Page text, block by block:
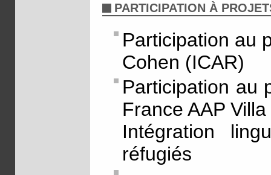
PARTICIPATION À
Participation au
Cohen (ICAR)
Participation au
France AAP
Intégration
réfugiés